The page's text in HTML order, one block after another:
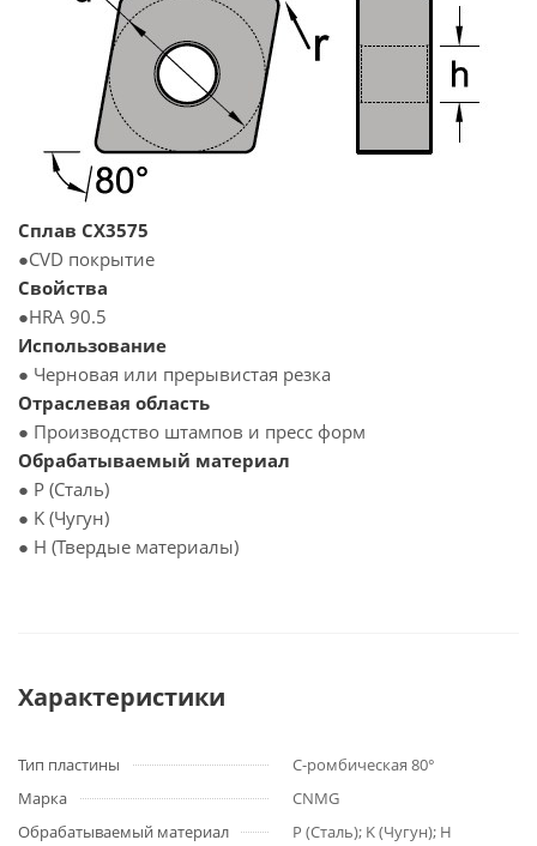
Сплав CX3575
●СVD покрытие
Свойства
●HRA 90.5
Использование
● Черновая или прерывистая резка
Отраслевая область
● Производство штампов и пресс форм
Обрабатываемый материал
● P (Сталь)
● K (Чугун)
● H (Твердые материалы)
Характеристики
Тип пластины
С-ромбическая 80°
Марка
CNMG
Обрабатываемый материал
P (Сталь); K (Чугун); H